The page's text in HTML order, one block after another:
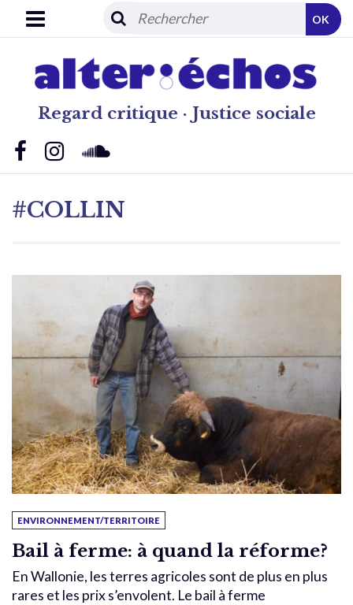
Regard critique · Justice sociale
OK
#COLLIN
ENVIRONNEMENT/TERRITOIRE
Bail à ferme: à quand la réforme?
En Wallonie, les terres agricoles sont de plus en plus
rares et les prix s’envolent. Le bail à ferme